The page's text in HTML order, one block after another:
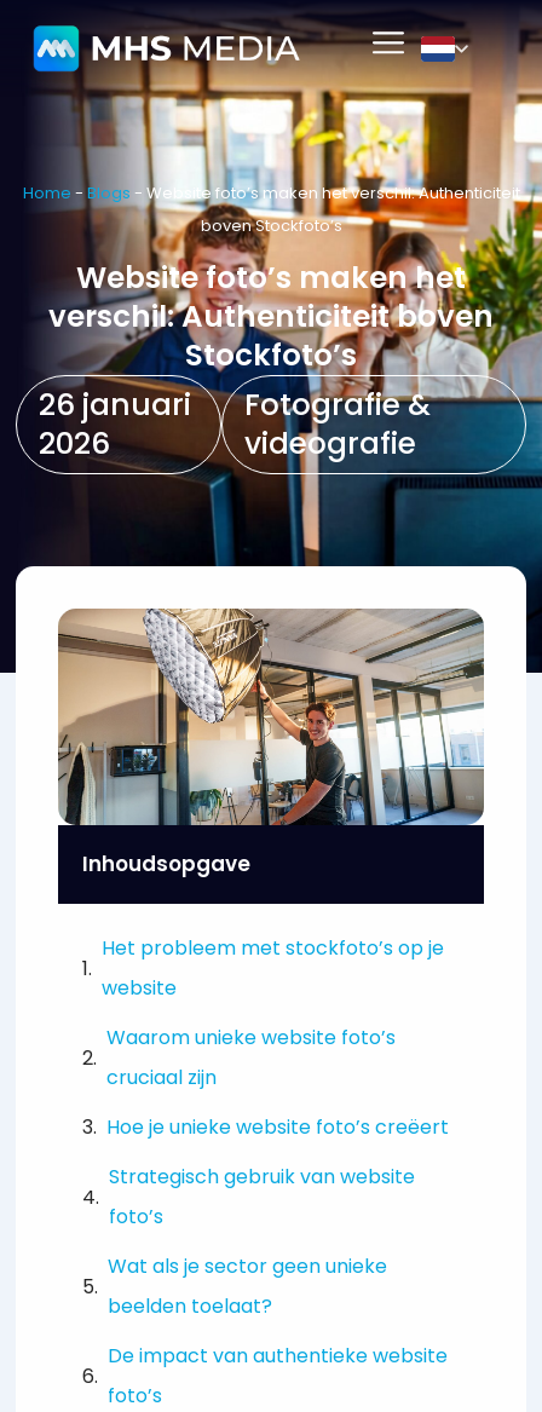
Home - Blogs - Website foto’s maken het verschil: Authenticiteit
boven Stockfoto’s
Website foto’s maken het
verschil: Authenticiteit boven
Stockfoto’s
26 januari
2026
Fotografie &
videografie
Inhoudsopgave
Het probleem met stockfoto’s op je
website
Waarom unieke website foto’s
cruciaal zijn
Hoe je unieke website foto’s creëert
Strategisch gebruik van website
foto’s
Wat als je sector geen unieke
beelden toelaat?
De impact van authentieke website
foto’s